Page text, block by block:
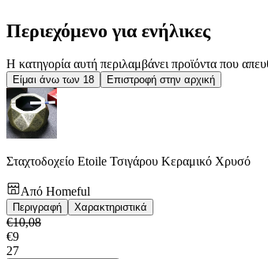
Περιεχόμενο για ενήλικες
Η κατηγορία αυτή περιλαμβάνει προϊόντα που
Είμαι άνω των 18 Επιστροφή στην αρχική
Σταχτοδοχείο Etoile Τσιγάρου Κεραμικό Χρυσό
Από Homeful
Περιγραφή Χαρακτηριστικά
€10,08
€9
27